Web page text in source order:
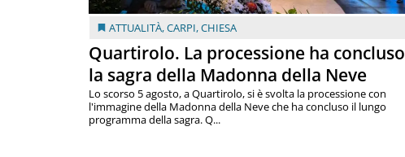
ATTUALITÀ,CARPI,CHIESA
Quartirolo. La processione ha concluso
la sagra della Madonna della Neve
Lo scorso 5 agosto, a Quartirolo, si è svolta la processione con
l'immagine della Madonna della Neve che ha concluso il lungo
programma della sagra. Q...